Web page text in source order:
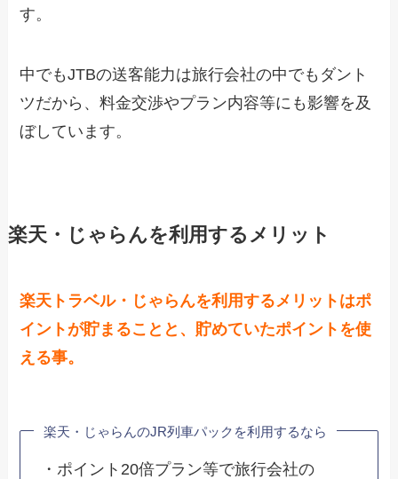
す。
中でもJTBの送客能力は旅行会社の中でもダント
ツだから、料金交渉やプラン内容等にも影響を及
ぼしています。
楽天・じゃらんを利用するメリット
楽天トラベル・じゃらんを利用するメリットはポ
イントが貯まることと、貯めていたポイントを使
える事。
楽天・じゃらんのJR列車パックを利用するなら
・ポイント20倍プラン等で旅行会社の